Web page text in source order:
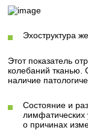
Эхоструктура
Этот показатель
колебаний тканью.
наличие
Состояние и
лимфатических
о причинах